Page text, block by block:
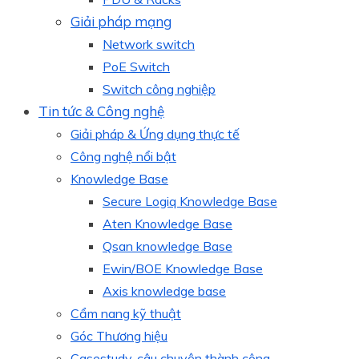
Giải pháp mạng
Network switch
PoE Switch
Switch công nghiệp
Tin tức & Công nghệ
Giải pháp & Ứng dụng thực tế
Công nghệ nổi bật
Knowledge Base
Secure Logiq Knowledge Base
Aten Knowledge Base
Qsan knowledge Base
Ewin/BOE Knowledge Base
Axis knowledge base
Cẩm nang kỹ thuật
Góc Thương hiệu